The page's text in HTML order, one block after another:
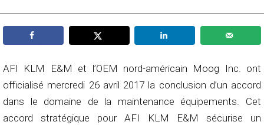
AFI KLM E&M et l’OEM nord-américain Moog Inc. ont
officialisé mercredi 26 avril 2017 la conclusion d’un accord
dans le domaine de la maintenance équipements. Cet
accord stratégique pour AFI KLM E&M sécurise un